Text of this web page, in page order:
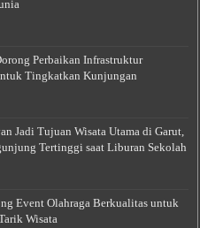
Perbaikan Infrastruktur
Tingkatkan Kunjungan
Jadi Tujuan Wisata Utama di Garut,
Tertinggi saat Liburan Sekolah
Event Olahraga Berkualitas untuk
Wisata